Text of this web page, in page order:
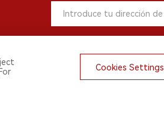
Cookies Settings